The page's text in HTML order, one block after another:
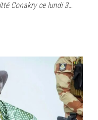
Conakry ce lundi 3…